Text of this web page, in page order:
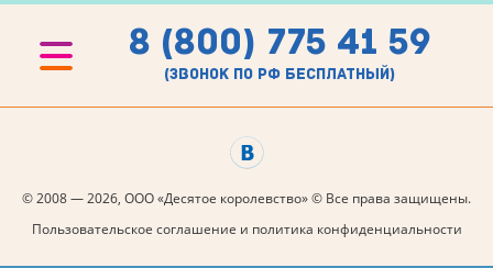
8 (800) 775 41 59
(звонок по рф бесплатный)
© 2008 — 2026, ООО «Десятое королевство» © Все права защищены.
Пользовательское соглашение и политика конфиденциальности